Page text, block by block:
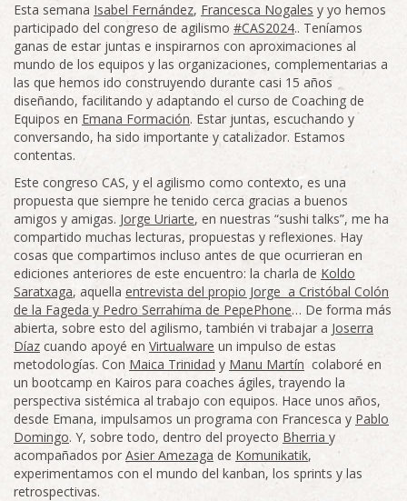
Esta semana Isabel Fernández, Francesca Nogales y yo hemos
participado del congreso de agilismo #CAS2024.. Teníamos
ganas de estar juntas e inspirarnos con aproximaciones al
mundo de los equipos y las organizaciones, complementarias a
las que hemos ido construyendo durante casi 15 años
diseñando, facilitando y adaptando el curso de Coaching de
Equipos en Emana Formación. Estar juntas, escuchando y
conversando, ha sido importante y catalizador. Estamos
contentas.
Este congreso CAS, y el agilismo como contexto, es una
propuesta que siempre he tenido cerca gracias a buenos
amigos y amigas. Jorge Uriarte, en nuestras “sushi talks”, me ha
compartido muchas lecturas, propuestas y reflexiones. Hay
cosas que compartimos incluso antes de que ocurrieran en
ediciones anteriores de este encuentro: la charla de Koldo
Saratxaga, aquella entrevista del propio Jorge a Cristóbal Colón
de la Fageda y Pedro Serrahima de PepePhone… De forma más
abierta, sobre esto del agilismo, también vi trabajar a Joserra
Díaz cuando apoyé en Virtualware un impulso de estas
metodologías. Con Maica Trinidad y Manu Martín colaboré en
un bootcamp en Kairos para coaches ágiles, trayendo la
perspectiva sistémica al trabajo con equipos. Hace unos años,
desde Emana, impulsamos un programa con Francesca y Pablo
Domingo. Y, sobre todo, dentro del proyecto Bherria y
acompañados por Asier Amezaga de Komunikatik,
experimentamos con el mundo del kanban, los sprints y las
retrospectivas.